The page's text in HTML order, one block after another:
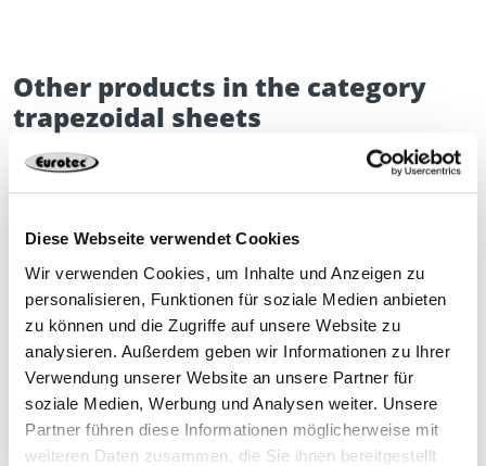
Diese Webseite verwendet Cookies
Wir verwenden Cookies, um Inhalte und Anzeigen zu
personalisieren, Funktionen für soziale Medien anbieten
zu können und die Zugriffe auf unsere Website zu
analysieren. Außerdem geben wir Informationen zu Ihrer
Verwendung unserer Website an unsere Partner für
soziale Medien, Werbung und Analysen weiter. Unsere
Partner führen diese Informationen möglicherweise mit
weiteren Daten zusammen, die Sie ihnen bereitgestellt
Other products in the category
trapezoidal sheets
Trapezoidal sheet
metal roof